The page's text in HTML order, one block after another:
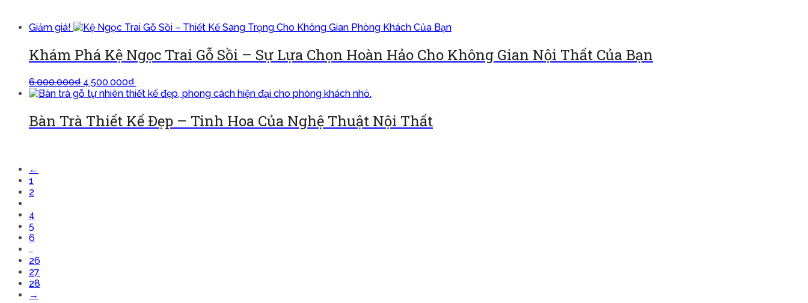
Giảm giá!
Khám Phá Kệ Ngọc Trai Gỗ Sồi – Sự Lựa Chọn Hoàn Hảo Cho Không Gian Nội Thất Của Bạn
6.000.000₫ 4.500.000₫
Bàn Trà Thiết Kế Đẹp – Tinh Hoa Của Nghệ Thuật Nội Thất
←
1
2
4
5
6
…
26
27
28
→